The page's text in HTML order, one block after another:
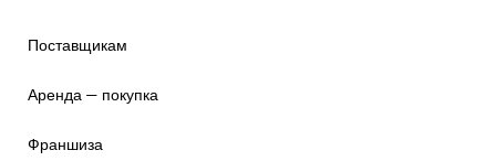
Поставщикам
Аренда — покупка
Франшиза